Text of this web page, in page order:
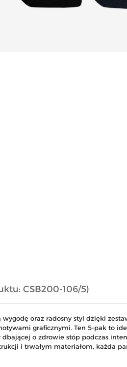
CSB200-106/5)
oraz radosny styl dzięki
graficznymi. Ten 5-pak to
o zdrowie stóp podczas
i trwałym materiałom, każda